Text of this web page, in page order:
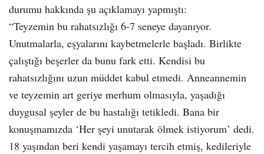
durumu hakkında şu açıklamayı yapmıştı:
“Teyzemin bu rahatsızlığı 6-7 seneye dayanıyor.
Unutmalarla, eşyalarını kaybetmelerle başladı. Birlikte
çalıştığı beşerler da bunu fark etti. Kendisi bu
rahatsızlığını uzun müddet kabul etmedi. Anneannemin
ve teyzemin art geriye merhum olmasıyla, yaşadığı
duygusal şeyler de bu hastalığı tetikledi. Bana bir
konuşmamızda ‘Her şeyi unutarak ölmek istiyorum’ dedi.
18 yaşından beri kendi yaşamayı tercih etmiş, kedileriyle